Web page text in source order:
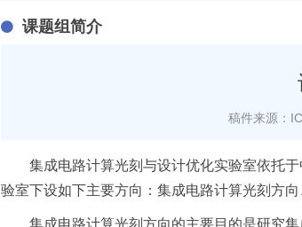
课题组简介
稿件来源：
集成电路计算光刻与设计优化实验室依托于
验室下设如下主要方向：集成电路计算光刻方